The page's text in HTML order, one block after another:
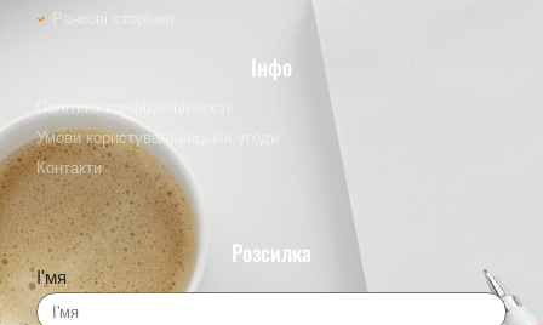
Ранкові сторінки
Інфо
Політика конфіденційності
Умови користувальницької угоди
Контакти
Розсилка
І'мя